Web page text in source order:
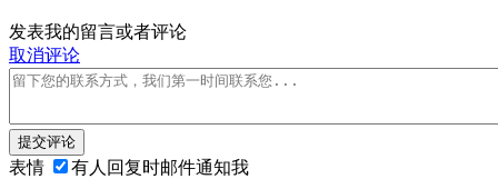
发表我的留言或者评论
取消评论
提交评论
表情 有人回复时邮件通知我